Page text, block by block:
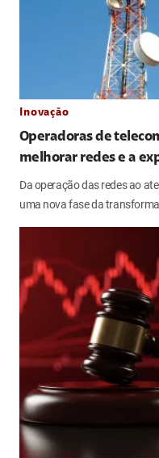
Inovação
Operadoras de
melhorar redes e a
Da operação das redes ao
uma nova fase da